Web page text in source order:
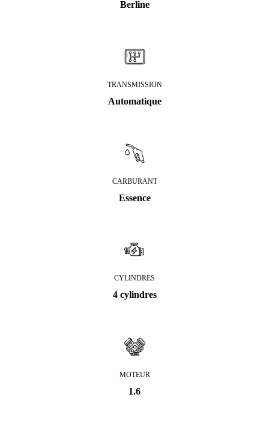
Berline
TRANSMISSION
Automatique
CARBURANT
Essence
CYLINDRES
4 cylindres
MOTEUR
1.6